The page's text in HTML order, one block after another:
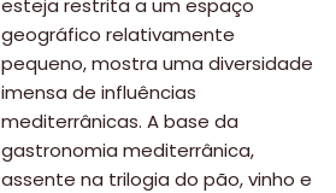
esteja restrita a um espaço
geográfico relativamente
pequeno, mostra uma diversidade
imensa de influências
mediterrânicas. A base da
gastronomia mediterrânica,
assente na trilogia do pão, vinho e